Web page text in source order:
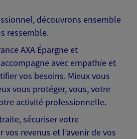
découvrons ensemble
ressemble.
AXA Épargne et
avec empathie et
vos besoins. Mieux vous
vous protéger, vous, votre
activité professionnelle.
sécuriser votre
revenus et l’avenir de vos